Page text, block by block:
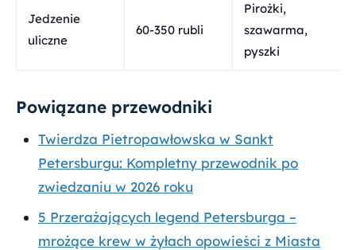
Jedzenie
uliczne
60-350 rubli
Pirożki,
szawarma,
pyszki
Powiązane przewodniki
Twierdza Pietropawłowska w Sankt
Petersburgu: Kompletny przewodnik po
zwiedzaniu w 2026 roku
5 Przerażających legend Petersburga –
mrożące krew w żyłach opowieści z Miasta